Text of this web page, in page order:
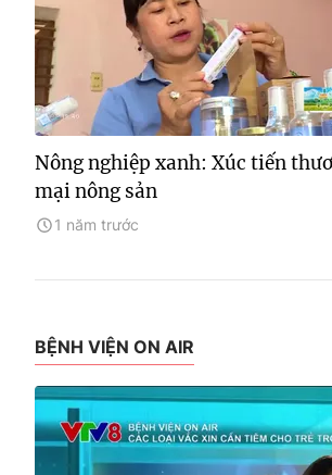
Nông nghiệp xanh: Xúc tiến
mại nông sản
1 năm trước
BỆNH VIỆN ON AIR